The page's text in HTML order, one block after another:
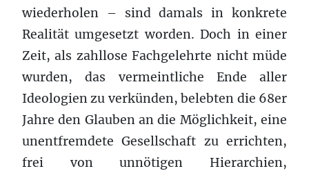
wiederholen – sind damals in konkrete
Realität umgesetzt worden. Doch in einer
Zeit, als zahllose Fachgelehrte nicht müde
wurden, das vermeintliche Ende aller
Ideologien zu verkünden, belebten die 68er
Jahre den Glauben an die Möglichkeit, eine
unentfremdete Gesellschaft zu errichten,
frei von unnötigen Hierarchien,